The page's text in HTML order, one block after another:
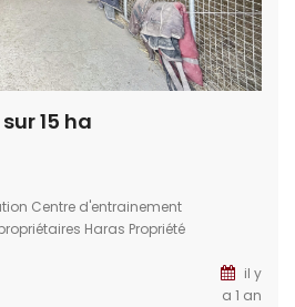
15 ha
Centre d'entrainement
Haras Propriété
il y
a 1 an